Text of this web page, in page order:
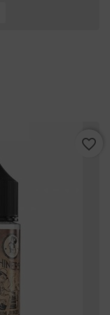
favorite_border